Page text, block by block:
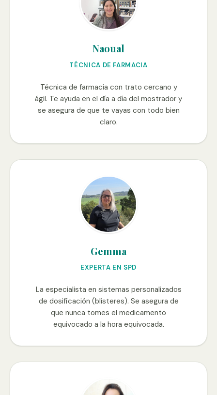
Naoual
TÉCNICA DE FARMACIA
Técnica de farmacia con trato cercano y
ágil. Te ayuda en el día a día del mostrador y
se asegura de que te vayas con todo bien
claro.
Gemma
EXPERTA EN SPD
La especialista en sistemas personalizados
de dosificación (blísteres). Se asegura de
que nunca tomes el medicamento
equivocado a la hora equivocada.